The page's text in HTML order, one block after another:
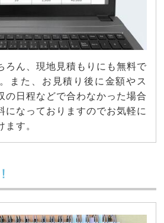
ろん、現地見積もりにも無料で
また、お見積り後に金額やス
の日程などで合わなかった場合
になっておりますのでお気軽に
ます。